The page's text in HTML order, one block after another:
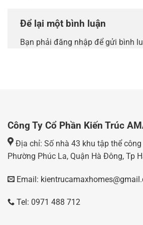
Để lại một bình luận
Bạn phải đăng nhập để gửi bình
Công Ty Cổ Phần Kiến Trúc
Địa chỉ: Số nhà 43 khu tập thể công
Phường Phúc La, Quận Hà Đông, Tp
Email:
Tel: 0971 488 712